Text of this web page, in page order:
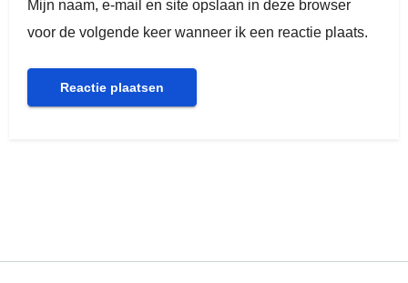
Mijn naam, e-mail en site opslaan in deze browser
voor de volgende keer wanneer ik een reactie plaats.